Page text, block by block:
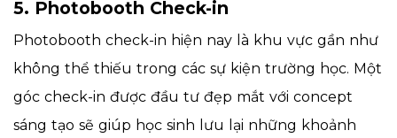
5. Photobooth Check-in
Photobooth check-in hiện nay là khu vực gần như
không thể thiếu trong các sự kiện trường học. Một
góc check-in được đầu tư đẹp mắt với concept
sáng tạo sẽ giúp học sinh lưu lại những khoảnh